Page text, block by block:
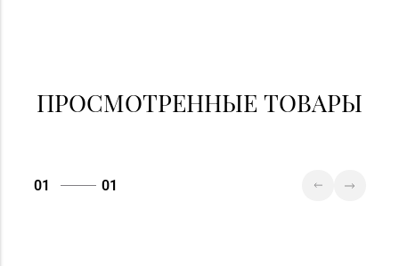
ПРОСМОТРЕННЫЕ ТОВАРЫ
01 01